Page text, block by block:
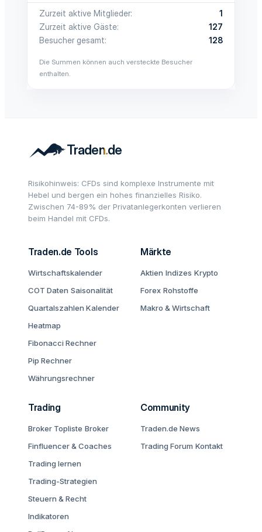
Zurzeit aktive Mitglieder
1
Zurzeit aktive Gäste
127
Besucher gesamt
128
Die Summen können auch versteckte Besucher
enthalten.
Risikohinweis: CFDs sind komplexe Instrumente mit
Hebel und bergen ein hohes finanzielles Risiko.
Zwischen 74-89% der Privatanlegerkonten verlieren
beim Handel mit CFDs.
Traden.de Tools
Wirtschaftskalender
COT Daten Saisonalität
Quartalszahlen Kalender
Heatmap
Fibonacci Rechner
Pip Rechner
Währungsrechner
Märkte
Aktien Indizes Krypto
Forex Rohstoffe
Makro & Wirtschaft
Trading
Broker Topliste Broker
Finfluencer & Coaches
Trading lernen
Trading-Strategien
Steuern & Recht
Indikatoren
Community
Traden.de News
Trading Forum Kontakt